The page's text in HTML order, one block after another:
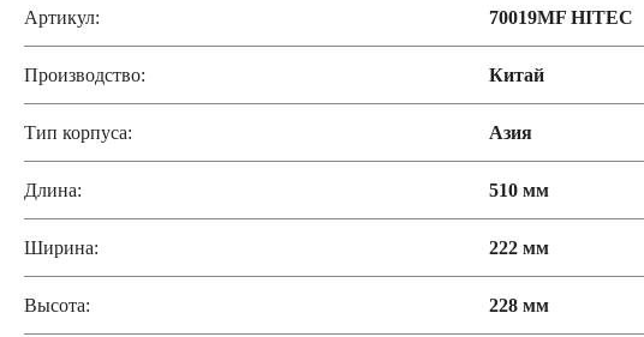
Артикул: 70019MF HITEC
Производство: Китай
Тип корпуса: Азия
Длина: 510 мм
Ширина: 222 мм
Высота: 228 мм